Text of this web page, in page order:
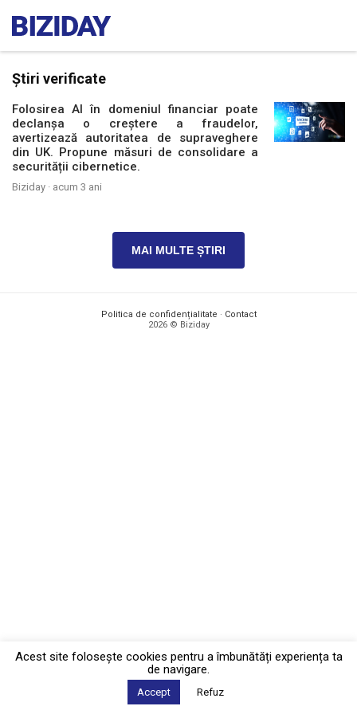
Știri verificate
Folosirea AI în domeniul financiar poate
declanșa o creștere a fraudelor,
avertizează autoritatea de supraveghere
din UK. Propune măsuri de consolidare a
securității cibernetice.
Biziday · acum 3 ani
MAI MULTE ȘTIRI
Politica de confidențialitate · Contact
2026 © Biziday
Acest site foloseşte cookies pentru a îmbunătăți experiența ta
de navigare.
Accept Refuz